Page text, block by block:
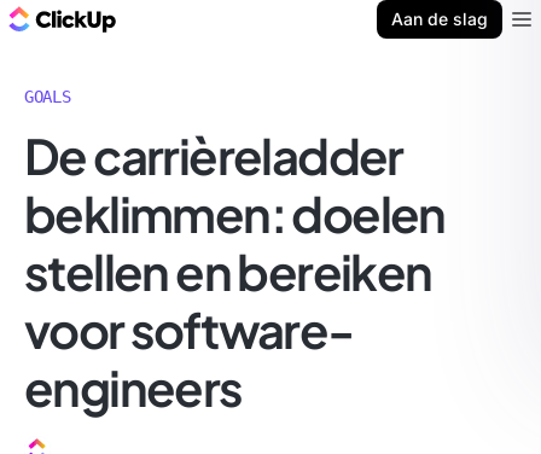
Aan de slag
GOALS
De carrièreladder
beklimmen: doelen
stellen en bereiken
voor software-
engineers